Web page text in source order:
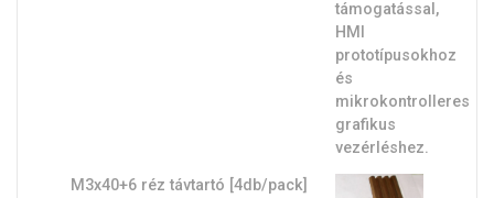
M3x40+6 réz távtartó [4db/pack]